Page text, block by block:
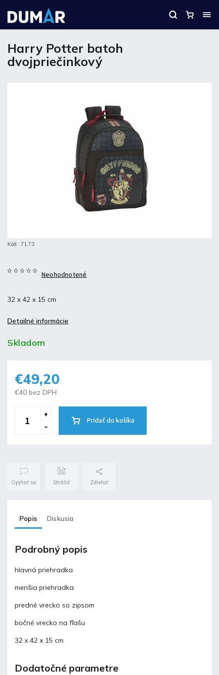
Harry Potter batoh
dvojpriečinkový
Kód: 7173
Neohodnotené
32 x 42 x 15 cm
Detailné informácie
Skladom
€49,20
€40 bez DPH
Pridať do košíka
Opýtať sa Strážiť Zdieľať
Popis Diskusia
Podrobný popis
hlavná priehradka
menšia priehradka
predné vrecko so zipsom
bočné vrecko na fľašu
32 x 42 x 15 cm
Dodatočné parametre